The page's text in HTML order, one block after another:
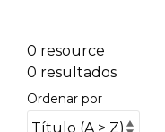
0 resource
0 resultados
Ordenar por